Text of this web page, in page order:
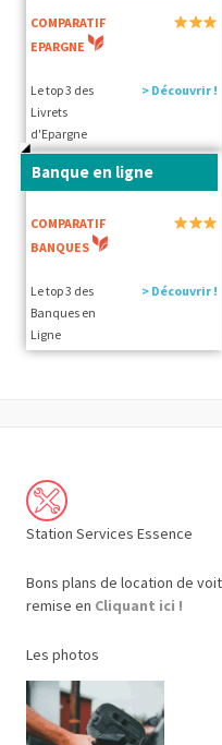
COMPARATIF
EPARGNE
Le top 3 des
Livrets
d'Epargne
> Découvrir !
Banque en ligne
COMPARATIF
BANQUES
Le top 3 des
Banques en
Ligne
> Découvrir !
Station Services Essence
Bons plans de location de
remise en Cliquant ici !
Les photos